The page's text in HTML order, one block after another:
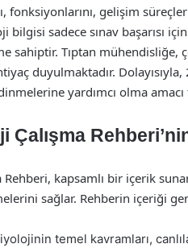
fonksiyonlarını, gelişim
bilgisi sadece sınav başarısı
sahiptir. Tıptan
duyulmaktadır. Dolayısıyla,
yardımcı olma amacı
Çalışma
Rehberi, kapsamlı bir içerik
sağlar. Rehberin içeriği
temel kavramları,